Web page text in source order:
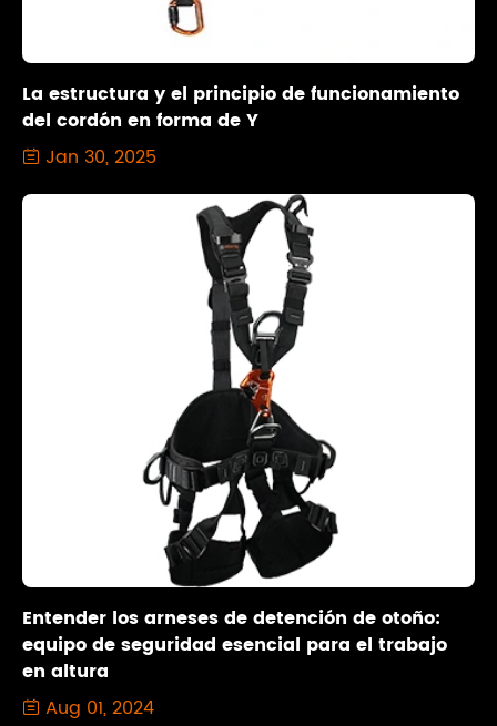
La estructura y el principio de funcionamiento
del cordón en forma de Y
 Jan 30, 2025
Entender los arneses de detención de otoño:
equipo de seguridad esencial para el trabajo
en altura
 Aug 01, 2024